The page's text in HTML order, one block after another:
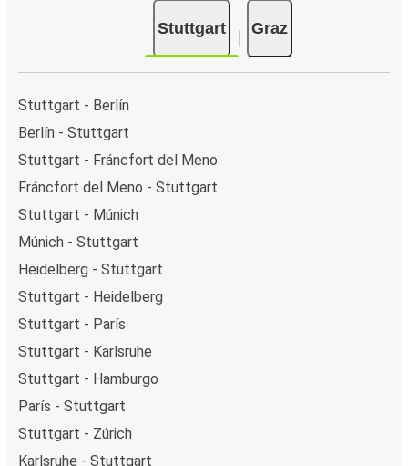
Stuttgart Graz
Stuttgart - Berlín
Berlín - Stuttgart
Stuttgart - Fráncfort del Meno
Fráncfort del Meno - Stuttgart
Stuttgart - Múnich
Múnich - Stuttgart
Heidelberg - Stuttgart
Stuttgart - Heidelberg
Stuttgart - París
Stuttgart - Karlsruhe
Stuttgart - Hamburgo
París - Stuttgart
Stuttgart - Zúrich
Karlsruhe - Stuttgart